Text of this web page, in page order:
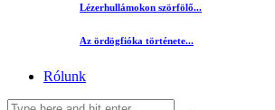
Lézerhullámokon szörfölő...
Az ördögfióka története...
Rólunk